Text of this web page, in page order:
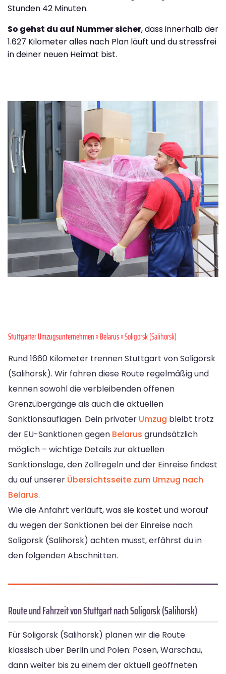
Stunden 42 Minuten.
So gehst du auf Nummer sicher, dass innerhalb der
1.627 Kilometer alles nach Plan läuft und du stressfrei
in deiner neuen Heimat bist.
Stuttgarter Umzugsunternehmen»Belarus» Soligorsk (Salihorsk)
Rund 1660 Kilometer trennen Stuttgart von Soligorsk
(Salihorsk). Wir fahren diese Route regelmäßig und
kennen sowohl die verbleibenden offenen
Grenzübergänge als auch die aktuellen
Sanktionsauflagen. Dein privater Umzug bleibt trotz
der EU-Sanktionen gegen Belarus grundsätzlich
möglich – wichtige Details zur aktuellen
Sanktionslage, den Zollregeln und der Einreise findest
du auf unserer Übersichtsseite zum Umzug nach
Belarus.
Wie die Anfahrt verläuft, was sie kostet und worauf
du wegen der Sanktionen bei der Einreise nach
Soligorsk (Salihorsk) achten musst, erfährst du in
den folgenden Abschnitten.
Route und Fahrzeit von Stuttgart nach Soligorsk (Salihorsk)
Für Soligorsk (Salihorsk) planen wir die Route
klassisch über Berlin und Polen: Posen, Warschau,
dann weiter bis zu einem der aktuell geöffneten